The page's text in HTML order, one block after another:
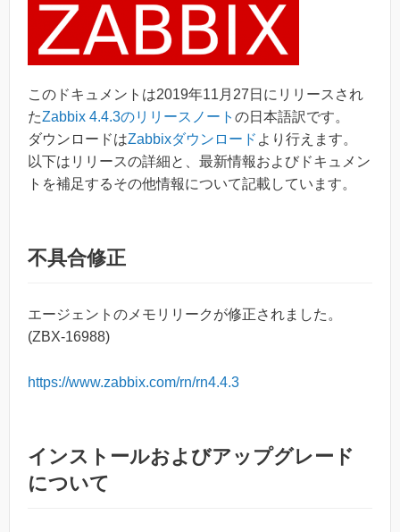
このドキュメントは2019年11月27日にリリースされ
たZabbix 4.4.3のリリースノート の日本語訳です。
ダウンロードはZabbixダウンロード より行えます。
以下はリリースの詳細と、最新情報およびドキュメン
トを補足するその他情報について記載しています。
不具合修正
エージェントのメモリリークが修正されました。
(ZBX-16988)
https://www.zabbix.com/rn/rn4.4.3
インストールおよびアップグレード
について